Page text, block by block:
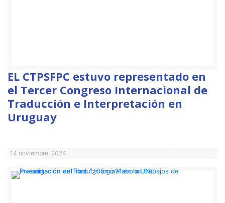
EL CTPSFPC estuvo representado en
el Tercer Congreso Internacional de
Traducción e Interpretación en
Uruguay
14 noviembre, 2024